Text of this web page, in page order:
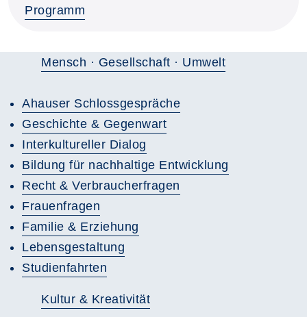
Programm
Mensch · Gesellschaft · Umwelt
Ahauser Schlossgespräche
Geschichte & Gegenwart
Interkultureller Dialog
Bildung für nachhaltige Entwicklung
Recht & Verbraucherfragen
Frauenfragen
Familie & Erziehung
Lebensgestaltung
Studienfahrten
Kultur & Kreativität